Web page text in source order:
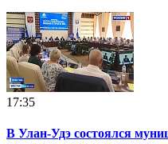
17:35
В Улан-Удэ состоялся